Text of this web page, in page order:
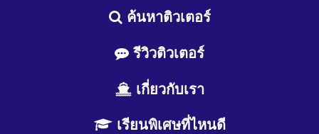
ค้นหาติวเตอร์
รีวิวติวเตอร์
เกี่ยวกับเรา
เรียนพิเศษที่ไหนดี